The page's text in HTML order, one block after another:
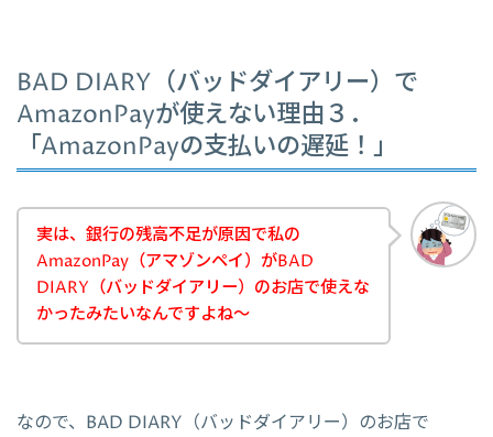
BAD DIARY（バッドダイアリー）で
AmazonPayが使えない理由３．
「AmazonPayの支払いの遅延！」
実は、銀行の残高不足が原因で私の
AmazonPay（アマゾンペイ）がBAD
DIARY（バッドダイアリー）のお店で使えな
かったみたいなんですよね～
なので、BAD DIARY（バッドダイアリー）のお店で